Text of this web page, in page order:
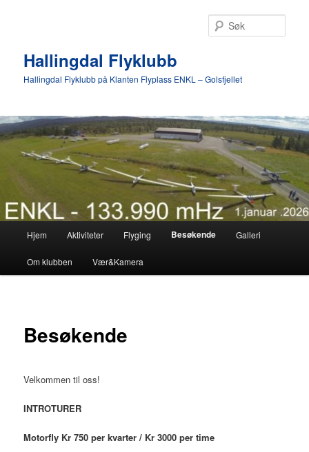
Hallingdal Flyklubb
Hallingdal Flyklubb på Klanten Flyplass ENKL – Golsfjellet
Hjem Aktiviteter Flyging Besøkende Galleri
Om klubben Vær&Kamera
Besøkende
Velkommen til oss!
INTROTURER
Motorfly Kr 750 per kvarter / Kr 3000 per time